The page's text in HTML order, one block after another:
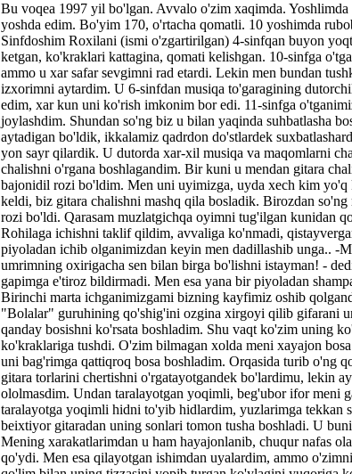
Bu voqea 1997 yil bo'lgan. Avvalo o'zim xaqimda.
yoshda edim. Bo'yim 170, o'rtacha qomatli. 10 yoshimda
Sinfdoshim Roxilani (ismi o'zgartirilgan) 4-sinfqan buyon
ketgan, ko'kraklari kattagina, qomati kelishgan. 10-sinfga
ammo u xar safar sevgimni rad etardi. Lekin men bundan
izxorimni aytardim. U 6-sinfdan musiqa to'garagining
edim, xar kun uni ko'rish imkonim bor edi. 11-sinfga
joylashdim. Shundan so'ng biz u bilan yaqinda suhbatlasha
aytadigan bo'ldik, ikkalamiz qadrdon do'stlardek
yon sayr qilardik. U dutorda xar-xil musiqa va maqomlarni
chalishni o'rgana boshlagandim. Bir kuni u mendan gitara
bajonidil rozi bo'ldim. Men uni uyimizga, uyda xech kim
keldi, biz gitara chalishni mashq qila bosladik. Birozdan
rozi bo'ldi. Qarasam muzlatgichqa oyimni tug'ilgan kunidan
Rohilaga ichishni taklif qildim, avvaliga ko'nmadi,
piyoladan ichib olganimizdan keyin men dadillashib unga.. -
umrimning oxirigacha sen bilan birga bo'lishni istayman! -
gapimga e'tiroz bildirmadi. Men esa yana bir piyoladan
Birinchi marta ichganimizgami bizning kayfimiz oshib
"Bolalar" guruhining qo'shig'ini ozgina xirgoyi qilib gifarani
qanday bosishni ko'rsata boshladim. Shu vaqt ko'zim uning
ko'kraklariga tushdi. O'zim bilmagan xolda meni xayajon
uni bag'rimga qattiqroq bosa boshladim. Orqasida turib o'ng
gitara torlarini chertishni o'rgatayotgandek bo'lardimu, lekin
ololmasdim. Undan taralayotgan yoqimli, beg'ubor ifor meni
taralayotga yoqimli hidni to'yib hidlardim, yuzlarimga
beixtiyor gitaradan uning sonlari tomon tusha boshladi. U
Mening xarakatlarimdan u ham hayajonlanib, chuqur nafas
qo'ydi. Men esa qilayotgan ishimdan uyalardim, ammo